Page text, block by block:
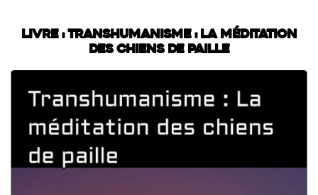
Livre : Transhumanisme : La méditation
des chiens de paille